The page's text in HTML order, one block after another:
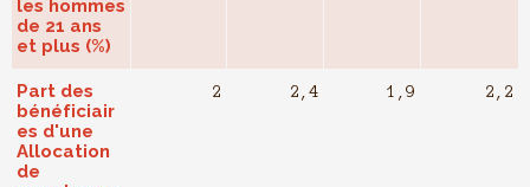
les hommes
de 21 ans
et plus (%)
Part des
bénéficiair
es d'une
Allocation
de
2 2,4 1,9 2,2